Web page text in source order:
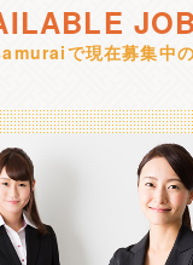
で現在募集中